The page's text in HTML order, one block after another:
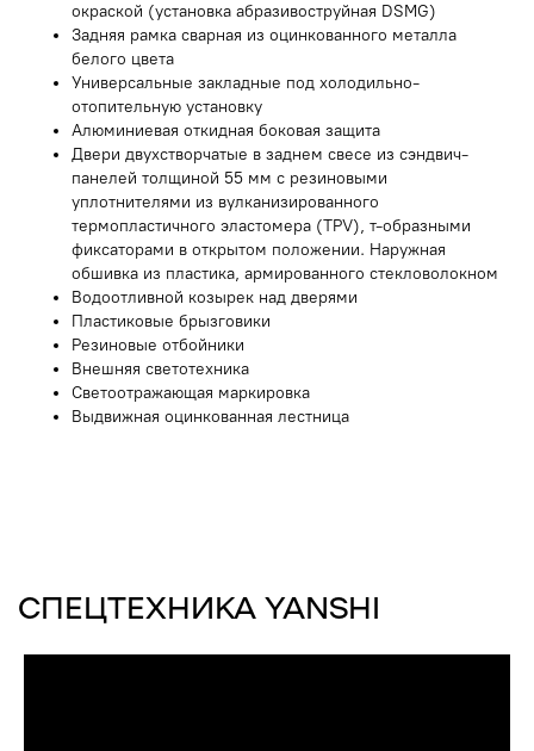
окраской (установка абразивоструйная DSMG)
Задняя рамка сварная из оцинкованного металла
белого цвета
Универсальные закладные под холодильно-
отопительную установку
Алюминиевая откидная боковая защита
Двери двухстворчатые в заднем свесе из сэндвич-
панелей толщиной 55 мм с резиновыми
уплотнителями из вулканизированного
термопластичного эластомера (TPV), т-образными
фиксаторами в открытом положении. Наружная
обшивка из пластика, армированного стекловолокном
Водоотливной козырек над дверями
Пластиковые брызговики
Резиновые отбойники
Внешняя светотехника
Светоотражающая маркировка
Выдвижная оцинкованная лестница
ДРУГИЕ СПЕЦАВТОМОБИЛИ